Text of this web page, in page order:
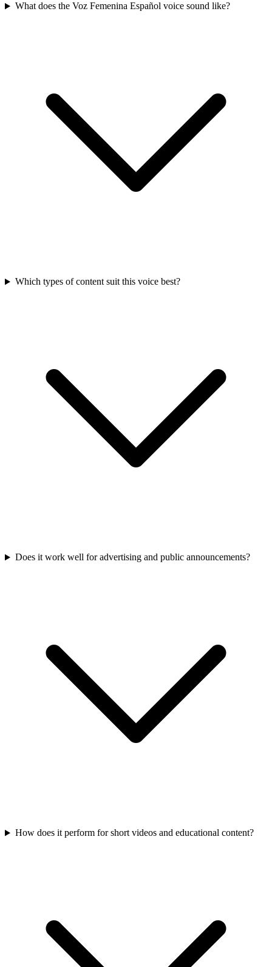
What does the Voz Femenina Español voice sound like?
Which types of content suit this voice best?
Does it work well for advertising and public announcements?
How does it perform for short videos and educational content?